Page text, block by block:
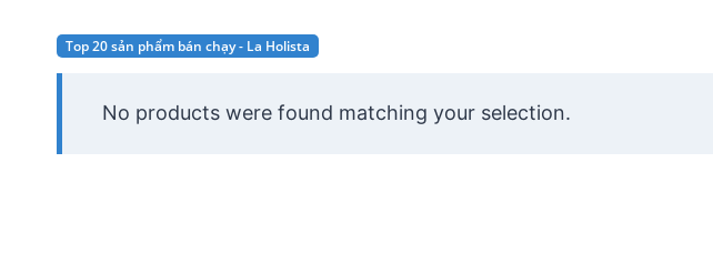
Top 20 sản phẩm bán chạy - La Holista
No products were found matching your selection.